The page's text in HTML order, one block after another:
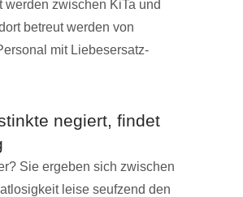
werden zwischen KiTa und
betreut werden von
mit Liebesersatz-
negiert, findet
Sie ergeben sich zwischen
leise seufzend den